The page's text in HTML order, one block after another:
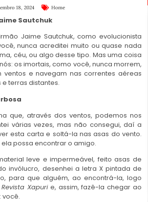
18, 2024 Home
Sautchuk
Jaime Sautchuk, como evolucionista
nunca acreditei muito ou quase nada
céu, ou algo desse tipo. Mas uma coisa
os imortais, como você, nunca morrem,
ventos e navegam nas correntes aéreas
terras distantes.
que, através dos ventos, podemos nos
várias vezes, mas não consegui, daí a
esta carta e soltá-la nas asas do vento.
possa encontrar o amigo.
leve e impermeável, feito asas de
invólucro, desenhei a letra X pintada de
para que alguém, ao encontrá-la, logo
Revista Xapurie, assim, fazê-la chegar ao
você.